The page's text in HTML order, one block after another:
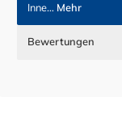
Inne… Mehr
Bewertungen